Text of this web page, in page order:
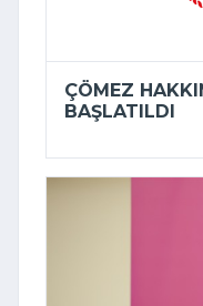
ÇÖMEZ
BAŞLATILDI